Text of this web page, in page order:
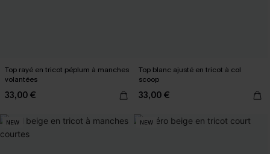
Top rayé en tricot péplum à manches
volantées
33,00 €
Top blanc ajusté en tricot à col
scoop
33,00 €
NEW NEW